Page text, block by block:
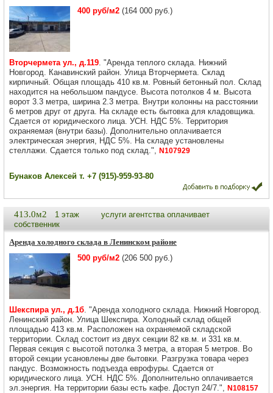
400 руб/м2 (164 000 руб.)
Вторчермета ул., д.119. "Аренда теплого склада. Нижний
Новгород. Канавинский район. Улица Вторчермета. Склад
кирпичный. Общая площадь 410 кв.м. Ровный бетонный пол. Склад
находится на небольшом пандусе. Высота потолков 4 м. Высота
ворот 3.3 метра, ширина 2.3 метра. Внутри колонны на расстоянии
6 метров друг от друга. На складе есть бытовка для кладовщика.
Сдается от юридического лица. УСН. НДС 5%. Территория
охраняемая (внутри базы). Дополнительно оплачивается
электрическая энергия, НДС 5%. На складе установлены
стеллажи. Сдается только под склад.", N107929
Бунаков Алексей т. +7 (915)-959-93-80
413.0м2 1 этаж
услуги агентства оплачивает
собственник
Аренда холодного склада в Ленинском районе
500 руб/м2 (206 500 руб.)
Шекспира ул., д.1б. "Аренда холодного склада. Нижний Новгород.
Ленинский район. Улица Шекспира. Холодный склад общей
площадью 413 кв.м. Расположен на охраняемой складской
территории. Склад состоит из двух секции 82 кв.м. и 331 кв.м.
Первая секция с высотой потолка 3 метра, а вторая 5 метров. Во
второй секции усановлены две бытовки. Разгрузка товара через
пандус. Возможность подъезда еврофуры. Сдается от
юридического лица. УСН. НДС 5%. Дополнительно оплачивается
эл.энергия. На территории базы есть кафе. Доступ 24/7.", N108157